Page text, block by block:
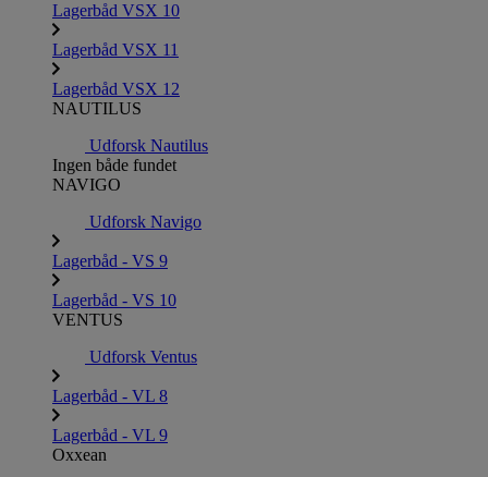
Lagerbåd VSX 10
Lagerbåd VSX 11
Lagerbåd VSX 12
NAUTILUS
Udforsk Nautilus
Ingen både fundet
NAVIGO
Udforsk Navigo
Lagerbåd - VS 9
Lagerbåd - VS 10
VENTUS
Udforsk Ventus
Lagerbåd - VL 8
Lagerbåd - VL 9
Oxxean